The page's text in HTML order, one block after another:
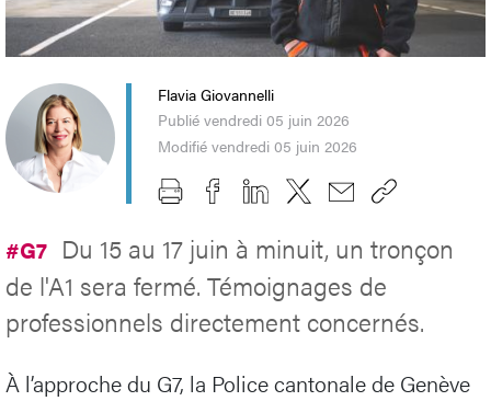
Flavia Giovannelli
Publié vendredi 05 juin 2026
Modifié vendredi 05 juin 2026
#G7 Du 15 au 17 juin à minuit, un tronçon
de l'A1 sera fermé. Témoignages de
professionnels directement concernés.
À l’approche du G7, la Police cantonale de Genève